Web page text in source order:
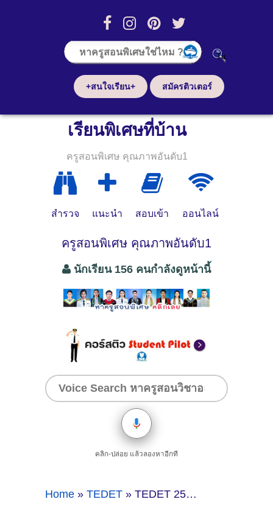
+สนใจเรียน+ สมัครติวเตอร์
เรียนพิเศษที่บ้าน
ครูสอนพิเศษ คุณภาพอันดับ1
สำรวจ แนะนำ สอบเข้า ออนไลน์
ครูสอนพิเศษ คุณภาพอันดับ1
นักเรียน 156 คนกำลังดูหน้านี้
คลิก-ปล่อย แล้วลองหาอีกที
Home » TEDET » TEDET 2565 คู่มือนักเรียนและแนวข้อสอบพร้อมเฉลยวิชาคณิตศาสตร์ มัธยม2